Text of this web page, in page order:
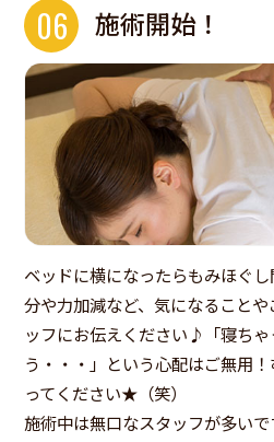
06 施術開始！
ベッドに横になったらもみほぐ
分や力加減など、気になること
ッフにお伝えください♪「寝ちゃ
う・・・」という心配はご無用
ってください★（笑）
施術中は無口なスタッフが多い